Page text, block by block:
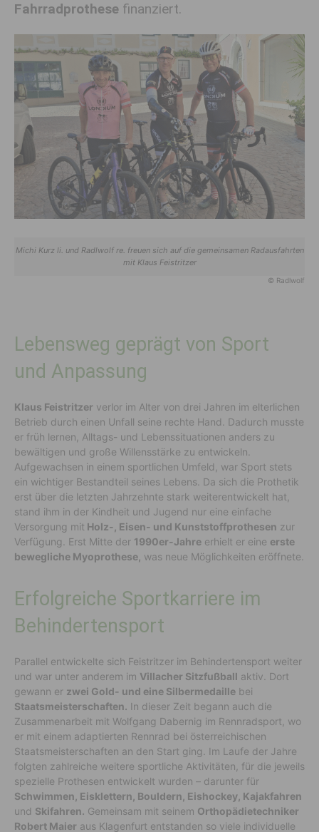
Fahrradprothese finanziert.
Michi Kurz li. und Radlwolf re. freuen sich auf die gemeinsamen Radausfahrten
mit Klaus Feistritzer
© Radlwolf
Lebensweg geprägt von Sport
und Anpassung
Klaus Feistritzer verlor im Alter von drei Jahren im elterlichen
Betrieb durch einen Unfall seine rechte Hand. Dadurch musste
er früh lernen, Alltags- und Lebenssituationen anders zu
bewältigen und große Willensstärke zu entwickeln.
Aufgewachsen in einem sportlichen Umfeld, war Sport stets
ein wichtiger Bestandteil seines Lebens. Da sich die Prothetik
erst über die letzten Jahrzehnte stark weiterentwickelt hat,
stand ihm in der Kindheit und Jugend nur eine einfache
Versorgung mit Holz-, Eisen- und Kunststoffprothesen zur
Verfügung. Erst Mitte der 1990er-Jahre erhielt er eine erste
bewegliche Myoprothese, was neue Möglichkeiten eröffnete.
Erfolgreiche Sportkarriere im
Behindertensport
Parallel entwickelte sich Feistritzer im Behindertensport weiter
und war unter anderem im Villacher Sitzfußball aktiv. Dort
gewann er zwei Gold- und eine Silbermedaille bei
Staatsmeisterschaften. In dieser Zeit begann auch die
Zusammenarbeit mit Wolfgang Dabernig im Rennradsport, wo
er mit einem adaptierten Rennrad bei österreichischen
Staatsmeisterschaften an den Start ging. Im Laufe der Jahre
folgten zahlreiche weitere sportliche Aktivitäten, für die jeweils
spezielle Prothesen entwickelt wurden – darunter für
Schwimmen, Eisklettern, Bouldern, Eishockey, Kajakfahren
und Skifahren. Gemeinsam mit seinem Orthopädietechniker
Robert Maier aus Klagenfurt entstanden so viele individuelle